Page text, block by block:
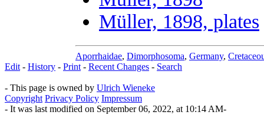
Müller, 1898, plates
Aporrhaidae, Dimorphosoma, Germany,
Edit - History - Print - Recent Changes - Search
- This page is owned by Ulrich Wieneke
Copyright Privacy Policy Impressum
- It was last modified on September 06, 2022, at 10:14 AM-